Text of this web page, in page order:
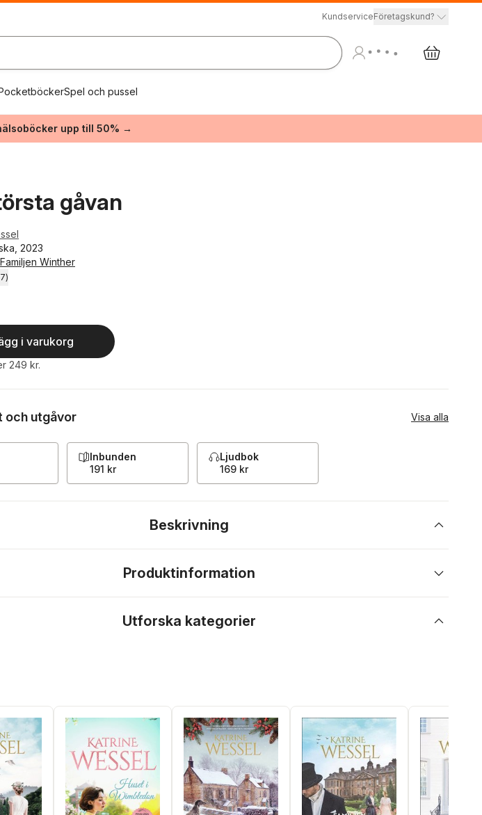
KundserviceFöretagskund?
Spel och pussel
upp till 50% →
gåvan
2023
Familjen Winther
Totalt antal röster:
)
i varukorg
249 kr.
och utgåvor Visa alla
Inbunden
191 kr
Ljudbok
169 kr
Beskrivning
Produktinformation
Utforska kategorier